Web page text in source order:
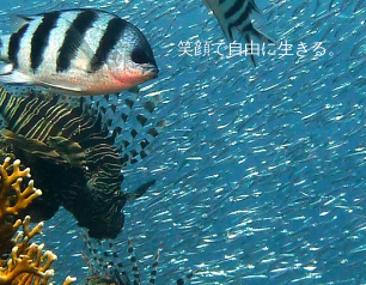
笑顔で自由に生きる。